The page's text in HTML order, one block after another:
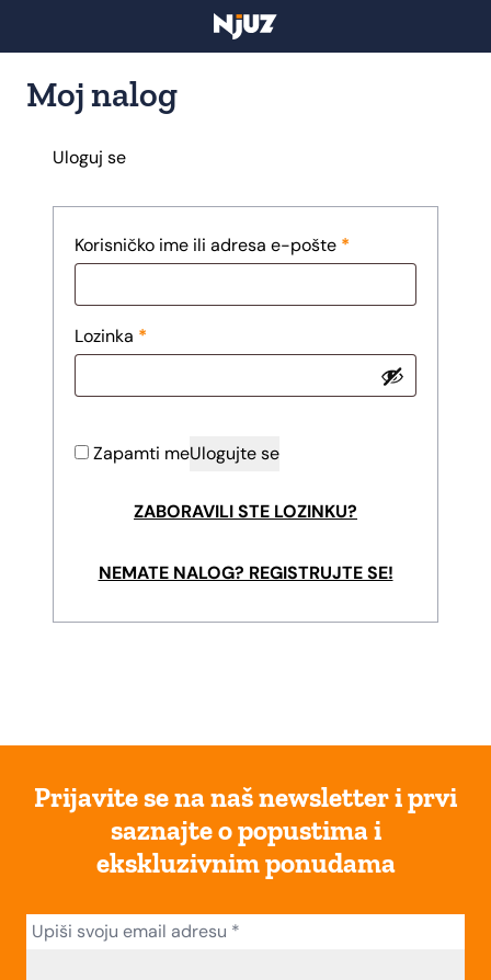
Moj nalog
Uloguj se
Korisničko ime ili adresa e-pošte *
Lozinka *
Zapamti meUlogujte se
ZABORAVILI STE LOZINKU?
NEMATE NALOG? REGISTRUJTE SE!
Prijavite se na naš newsletter i prvi
saznajte o popustima i
ekskluzivnim ponudama